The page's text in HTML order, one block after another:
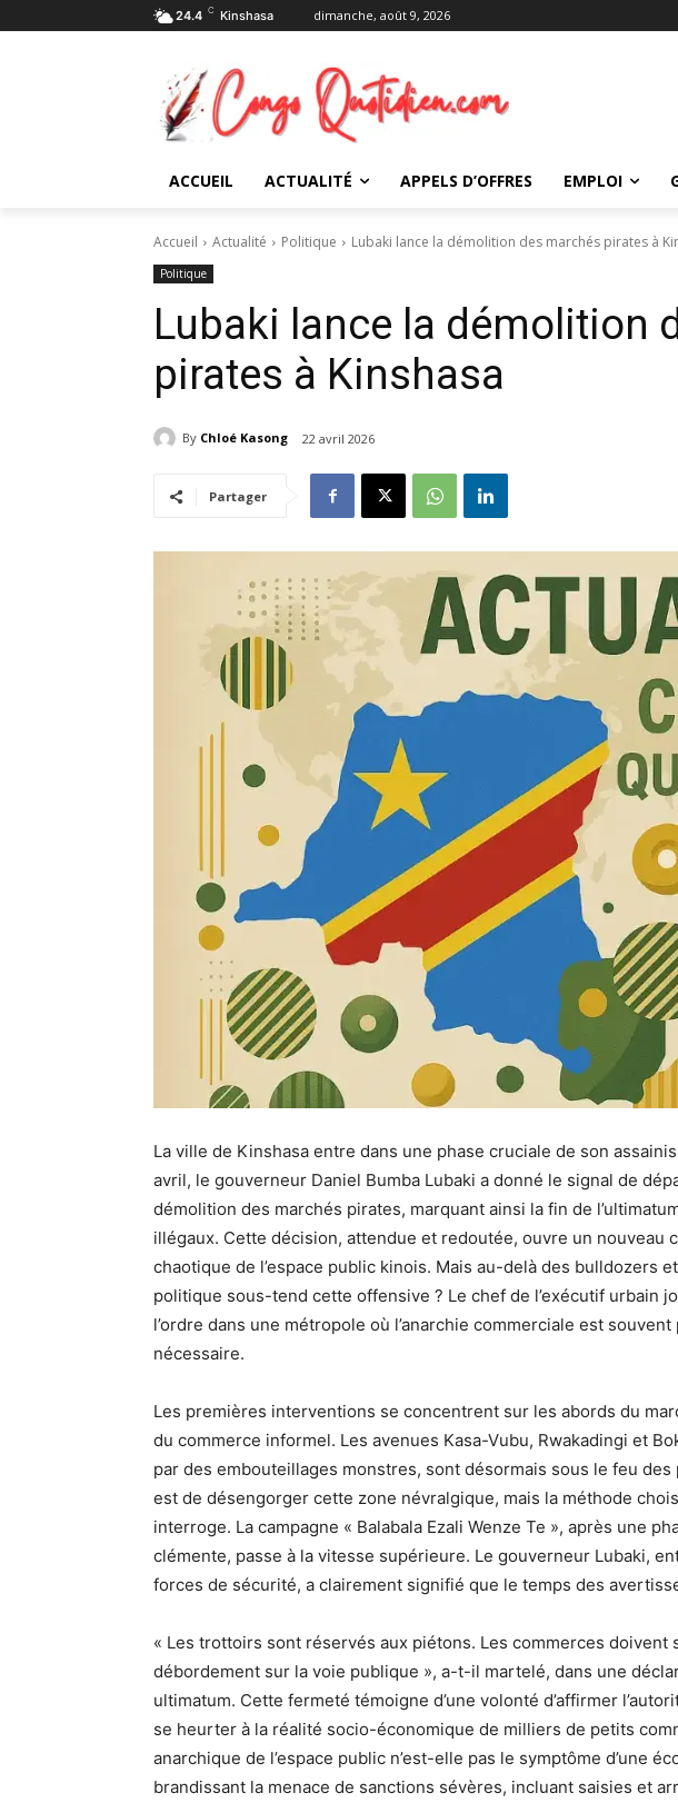
24.4 C Kinshasa dimanche, août 9, 2026
ACCUEIL ACTUALITÉ APPELS D’OFFRES EMPLOI
Accueil Actualité Politique Lubaki lance la démolition des marchés pirates à
Politique
Lubaki lance la démolition
pirates à Kinshasa
By Chloé Kasong 22 avril 2026
Partager
La ville de Kinshasa entre dans une phase cruciale de son
avril, le gouverneur Daniel Bumba Lubaki a donné le signal de
démolition des marchés pirates, marquant ainsi la fin de
illégaux. Cette décision, attendue et redoutée, ouvre un nouveau
chaotique de l’espace public kinois. Mais au-delà des bulldozers
politique sous-tend cette offensive ? Le chef de l’exécutif urbain
l’ordre dans une métropole où l’anarchie commerciale est
nécessaire.
Les premières interventions se concentrent sur les abords du
du commerce informel. Les avenues Kasa-Vubu, Rwakadingi et
par des embouteillages monstres, sont désormais sous le feu des
est de désengorger cette zone névralgique, mais la méthode
interroge. La campagne « Balabala Ezali Wenze Te », après une
clémente, passe à la vitesse supérieure. Le gouverneur Lubaki,
forces de sécurité, a clairement signifié que le temps des
« Les trottoirs sont réservés aux piétons. Les commerces doivent
débordement sur la voie publique », a-t-il martelé, dans une
ultimatum. Cette fermeté témoigne d’une volonté d’affirmer
se heurter à la réalité socio-économique de milliers de petits
anarchique de l’espace public n’est-elle pas le symptôme d’une
brandissant la menace de sanctions sévères, incluant saisies et